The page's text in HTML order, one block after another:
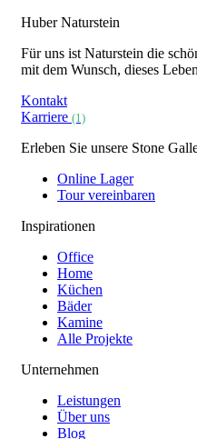
Huber Naturstein
Für uns ist Naturstein die
mit dem Wunsch, dieses
Kontakt
Karriere (1)
Erleben Sie unsere Stone
Online Lager
Tour vereinbaren
Inspirationen
Office
Home
Küchen
Bäder
Kamine
Alle Projekte
Unternehmen
Leistungen
Über uns
Blog